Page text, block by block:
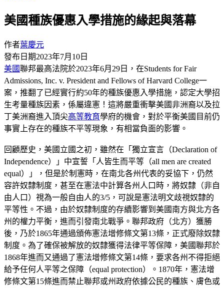
美國種族優惠入學措施的緣起與落幕
作者葉慶元
發布日期2023年7月10日
美國聯邦最高法院於2023年6月29日，在Students for Fair
Admissions, Inc. v. President and Fellows of Harvard College一
案，推翻了已經實行約50年的種族優惠入學措施，認定大學招
生考量種族因素，係屬違憲！這將嚴重衝擊美國非洲裔以及拉
丁美洲裔進入頂尖高等教育學府的機會，對於平衡美國目前仍
事實上存在的種族不平等現象，有相當負面的影響。
回顧歷史，美國立國之初，雖然在「獨立宣言（Declaration of
Independence）」中宣誓「人皆生而平等（all men are created
equal）」，但是於制憲時，在南北各州代表的妥協下，仍然
容許奴隸制度，甚至在憲法中計算各州人口時，將奴隸（非自
由人口）視為一般自由人的3/5，可說是憲法明文歧視奴隸的
平等性。不過，由於奴隸制度的存續影響到美國南方與北方各
州的權力平衡，進而引發南北戰爭。聯邦政府（北方）獲勝
後，乃於1865年通過頒佈憲法增修條文第13條，正式廢除奴隸
制度。為了確保被解放的奴隸獲得法律平等保障，美國聯邦於
1868年進而又通過了憲法增修條文第14條，要求各州不得拒絕
給予任何人平等之保障（equal protection）。1870年，憲法增
修條文第15條進而禁止聯邦或州政府依據公民的種族、膚色或